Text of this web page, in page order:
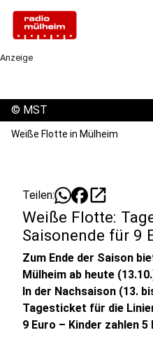
Anzeige
© MST
Weiße Flotte in Mülheim
Teilen: open_in_new
Weiße Flotte:
Saisonende für 9
Zum Ende der Saison
Mülheim ab heute
In der Nachsaison (13.
Tagesticket für die
9 Euro – Kinder zahlen 5